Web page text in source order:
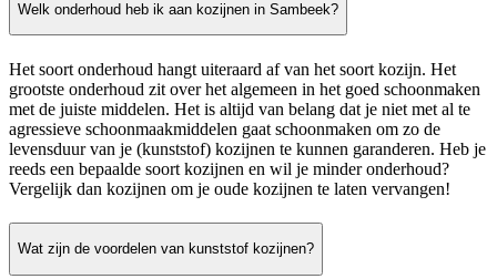
Welk onderhoud heb ik aan kozijnen in Sambeek?
Het soort onderhoud hangt uiteraard af van het soort kozijn. Het
grootste onderhoud zit over het algemeen in het goed schoonmaken
met de juiste middelen. Het is altijd van belang dat je niet met al te
agressieve schoonmaakmiddelen gaat schoonmaken om zo de
levensduur van je (kunststof) kozijnen te kunnen garanderen. Heb je
reeds een bepaalde soort kozijnen en wil je minder onderhoud?
Vergelijk dan kozijnen om je oude kozijnen te laten vervangen!
Wat zijn de voordelen van kunststof kozijnen?